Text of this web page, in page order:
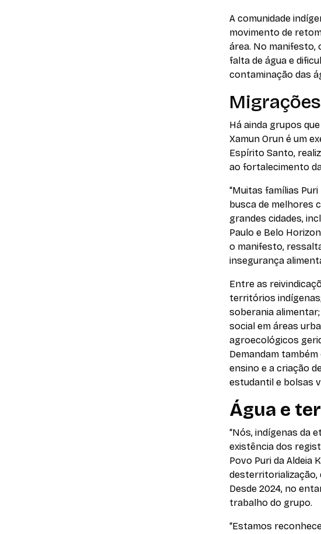
A comunidade
movimento de
área. No manifesto,
falta de água e
contaminação das
Há ainda grupos
Xamun Orun é um
Espírito Santo,
ao fortalecimento
“Muitas famílias
busca de melhores
grandes cidades,
Paulo e Belo
o manifesto,
insegurança
Entre as
territórios
soberania
social em áreas
agroecológicos
Demandam
ensino e a criação
estudantil e bolsas
Água e
“Nós, indígenas da
existência dos
Povo Puri da Aldeia
desterritorialização,
Desde 2024, no
trabalho do grupo.
“Estamos